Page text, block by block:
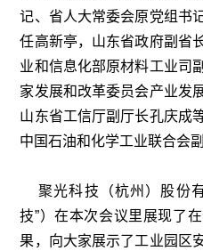
记、省人大常委会原党组书
任高新亭，山东省政府副省
业和信息化部原材料工业司
家发展和改革委员会产业发
山东省工信厅副厅长孔庆成
中国石油和化学工业联合会
聚光科技（杭州）股份
技”）在本次会议里展现了
果，向大家展示了工业园区